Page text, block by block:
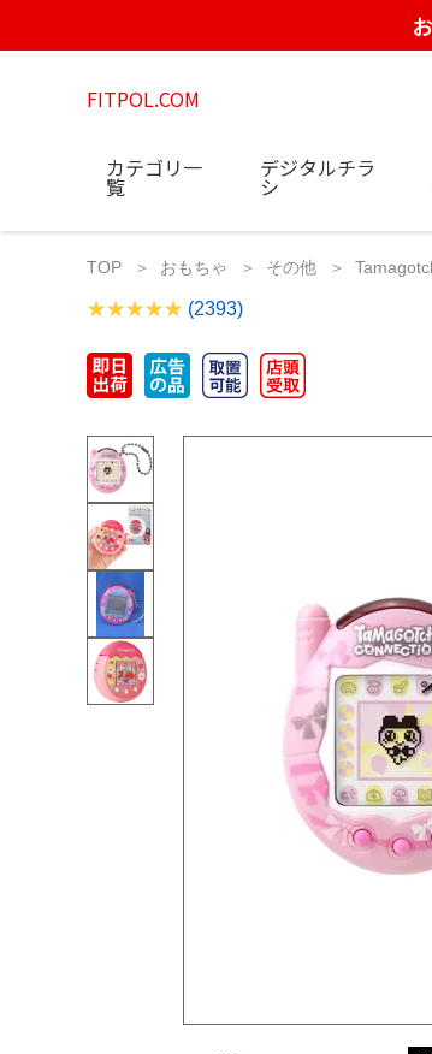
FITPOL.COM
カテゴリ一
覧
デジタルチラ
シ
TOP おもちゃ その他
(2393)